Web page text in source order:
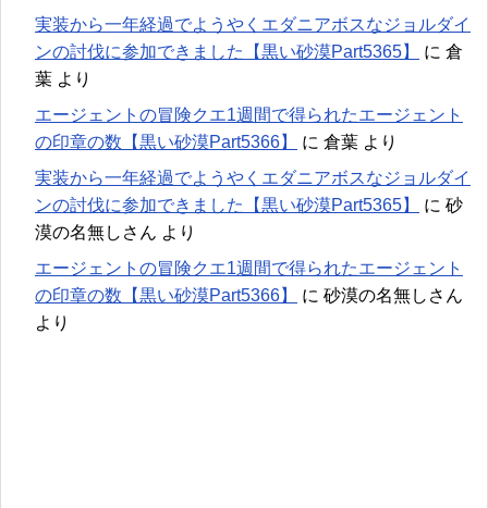
実装から一年経過でようやくエダニアボスなジョルダイ
ンの討伐に参加できました【黒い砂漠Part5365】
に 倉
葉 より
エージェントの冒険クエ1週間で得られたエージェント
の印章の数【黒い砂漠Part5366】
に 倉葉 より
実装から一年経過でようやくエダニアボスなジョルダイ
ンの討伐に参加できました【黒い砂漠Part5365】
に 砂
漠の名無しさん より
エージェントの冒険クエ1週間で得られたエージェント
の印章の数【黒い砂漠Part5366】
に 砂漠の名無しさん
より